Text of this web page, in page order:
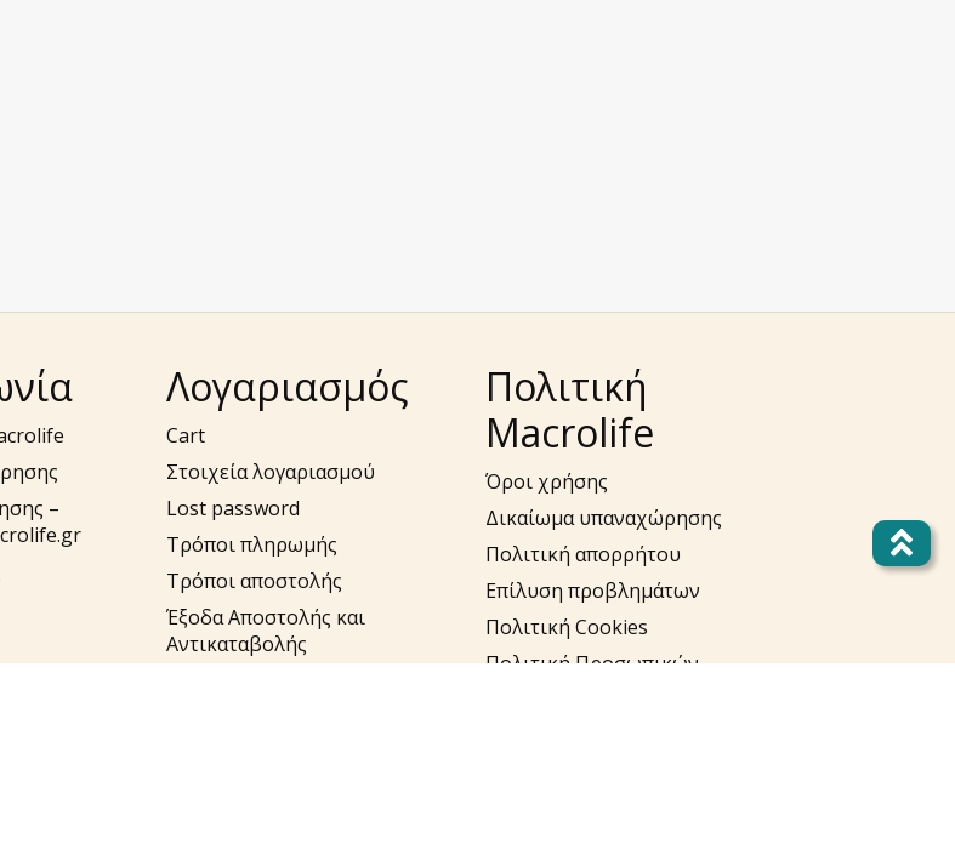
–
Λογαριασμός
Cart
Στοιχεία λογαριασμού
Lost password
Τρόποι πληρωμής
Τρόποι αποστολής
Έξοδα Αποστολής και
Αντικαταβολής
Πολιτική
Macrolife
Όροι χρήσης
Δικαίωμα υπαναχώρησης
Πολιτική απορρήτου
Επίλυση προβλημάτων
Πολιτική Cookies
Πολιτική Προσωπικών